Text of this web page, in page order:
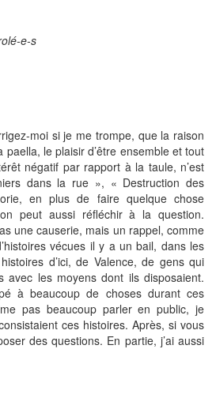
e-s
moi si je me trompe, que la raison
le plaisir d’être ensemble et tout
négatif par rapport à la taule, n’est
dans la rue », « Destruction des
en plus de faire quelque chose
peut aussi réfléchir à la question.
une causerie, mais un rappel, comme
vécues il y a un bail, dans les
d’ici, de Valence, de gens qui
avec les moyens dont ils disposaient.
à beaucoup de choses durant ces
pas beaucoup parler en public, je
ces histoires. Après, si vous
des questions. En partie, j’ai aussi